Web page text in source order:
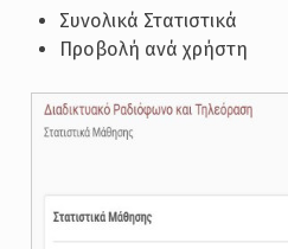
Συνολικά Στατιστικά
Προβολή ανά χρήστη